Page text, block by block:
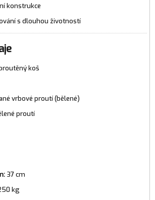
konstrukce
s dlouhou životností
koš
vrbové proutí (bělené)
proutí
37 cm
kg